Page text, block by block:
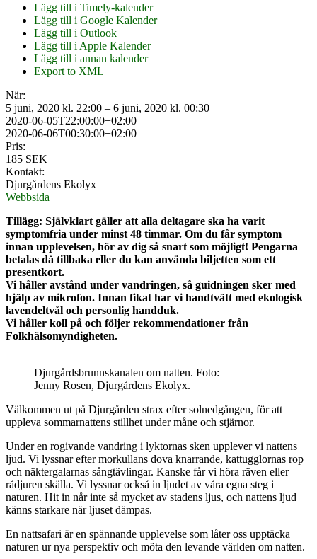
Lägg till i Timely-kalender
Lägg till i Google Kalender
Lägg till i Outlook
Lägg till i Apple Kalender
Lägg till i annan kalender
Export to XML
När:
5 juni, 2020 kl. 22:00 – 6 juni, 2020 kl. 00:30
2020-06-05T22:00:00+02:00
2020-06-06T00:30:00+02:00
Pris:
185 SEK
Kontakt:
Djurgårdens Ekolyx
Webbsida
Tillägg: Självklart gäller att alla deltagare ska ha varit
symptomfria under minst 48 timmar. Om du får symptom
innan upplevelsen, hör av dig så snart som möjligt! Pengarna
betalas då tillbaka eller du kan använda biljetten som ett
presentkort.
Vi håller avstånd under vandringen, så guidningen sker med
hjälp av mikrofon. Innan fikat har vi handtvätt med ekologisk
lavendeltvål och personlig handduk.
Vi håller koll på och följer rekommendationer från
Folkhälsomyndigheten.
Djurgårdsbrunnskanalen om natten. Foto:
Jenny Rosen, Djurgårdens Ekolyx.
Välkommen ut på Djurgården strax efter solnedgången, för att
uppleva sommarnattens stillhet under måne och stjärnor.
Under en rogivande vandring i lyktornas sken upplever vi nattens
ljud. Vi lyssnar efter morkullans dova knarrande, kattugglornas rop
och näktergalarnas sångtävlingar. Kanske får vi höra räven eller
rådjuren skälla. Vi lyssnar också in ljudet av våra egna steg i
naturen. Hit in når inte så mycket av stadens ljus, och nattens ljud
känns starkare när ljuset dämpas.
En nattsafari är en spännande upplevelse som låter oss upptäcka
naturen ur nya perspektiv och möta den levande världen om natten.